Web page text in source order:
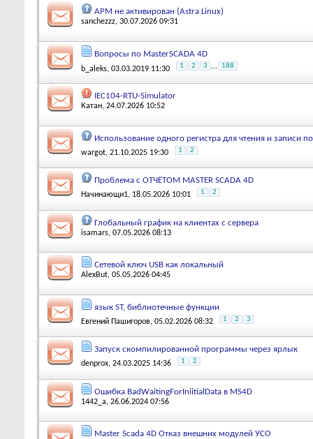
АРМ не активирован (Astra Linux)
sanchezzz, 30.07.2026 09:31
Вопросы по MasterSCADA 4D
b_aleks, 03.03.2019 11:30 1 2 3 ... 188
IEC104-RTU-Simulator
Катан, 24.07.2026 10:52
Использование одного регистра для чтения и записи
wargot, 21.10.2025 19:30 1 2
Проблема с ОТЧЁТОМ MASTER SCADA 4D
Начинающи1, 18.05.2026 10:01 1 2
Глобальный график на клиентах с сервера
isamars, 07.05.2026 08:13
Сетевой ключ USB как локальный
AlexBut, 05.05.2026 04:45
язык ST, библиотечные функции
Евгений Пашигоров, 05.02.2026 08:32 1 2 3
Запуск скомпилированной программы через ярлык
denprox, 24.03.2025 14:36 1 2
Ошибка BadWaitingForIniitialData в MS4D
1442_a, 26.06.2024 07:56
Master Scada 4D Отказ внешних модулей УСО